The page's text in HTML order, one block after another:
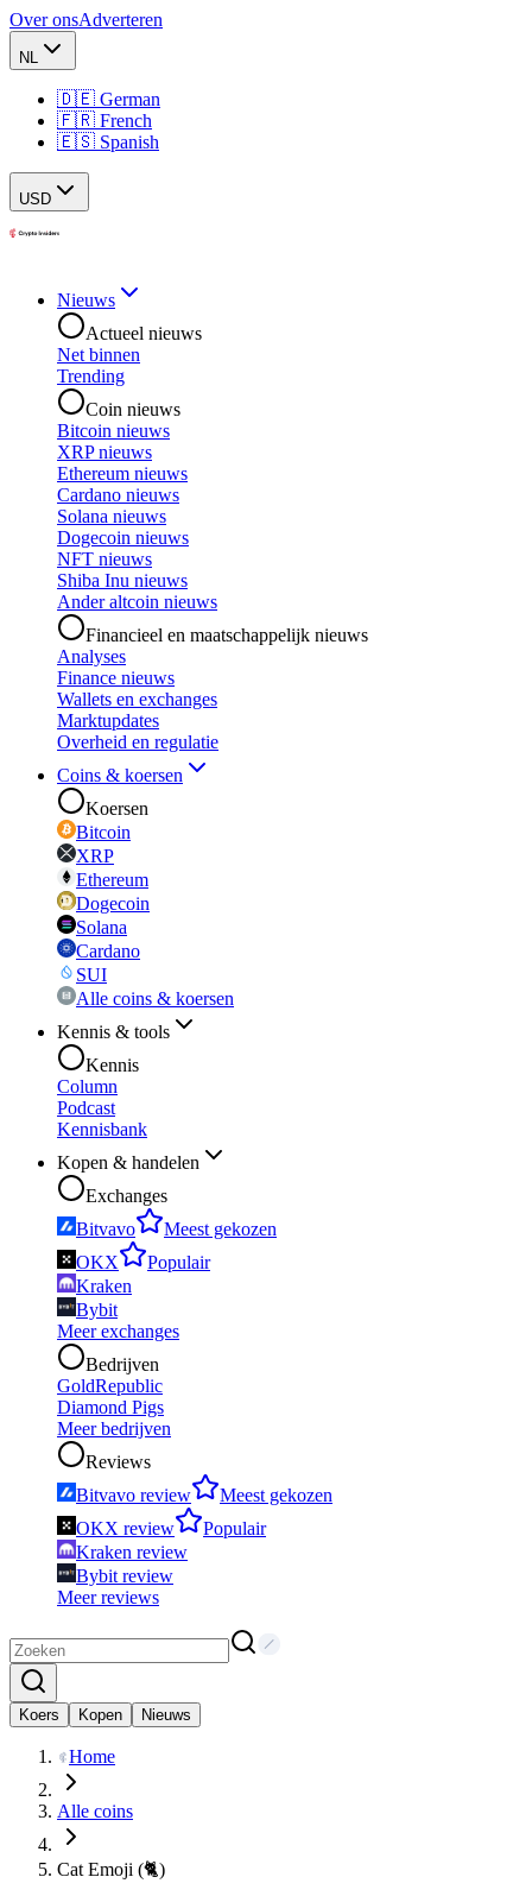
Over onsAdverteren
NL
🇩🇪 German
🇫🇷 French
🇪🇸 Spanish
USD
Nieuws
Actueel nieuws
Net binnen
Trending
Coin nieuws
Bitcoin nieuws
XRP nieuws
Ethereum nieuws
Cardano nieuws
Solana nieuws
Dogecoin nieuws
NFT nieuws
Shiba Inu nieuws
Ander altcoin nieuws
Financieel en maatschappelijk nieuws
Analyses
Finance nieuws
Wallets en exchanges
Marktupdates
Overheid en regulatie
Coins & koersen
Koersen
Bitcoin
XRP
Ethereum
Dogecoin
Solana
Cardano
SUI
Alle coins & koersen
Kennis & tools
Kennis
Column
Podcast
Kennisbank
Kopen & handelen
Exchanges
Bitvavo
Meest gekozen
OKX
Populair
Kraken
Bybit
Meer exchanges
Bedrijven
GoldRepublic
Diamond Pigs
Meer bedrijven
Reviews
Bitvavo review
Meest gekozen
OKX review
Populair
Kraken review
Bybit review
Meer reviews
Koers Kopen Nieuws
Home
Alle coins
Cat Emoji (🐈)